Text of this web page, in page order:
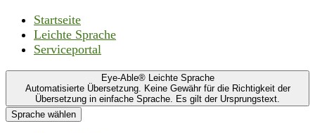
Startseite
Leichte Sprache
Serviceportal
Eye-Able® Leichte Sprache
Automatisierte Übersetzung. Keine Gewähr für die Richtigkeit der
Übersetzung in einfache Sprache. Es gilt der Ursprungstext.
Sprache wählen